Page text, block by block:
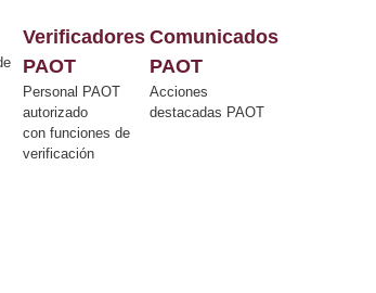
Verificadores
PAOT
Personal PAOT
autorizado
con funciones de
verificación
Comunicados
PAOT
Acciones
destacadas PAOT